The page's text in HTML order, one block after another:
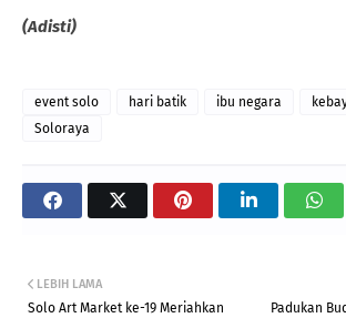
(Adisti)
event solo hari batik ibu negara
Soloraya
Padukan
LEBIH LAMA
Solo Art Market ke-19 Meriahkan